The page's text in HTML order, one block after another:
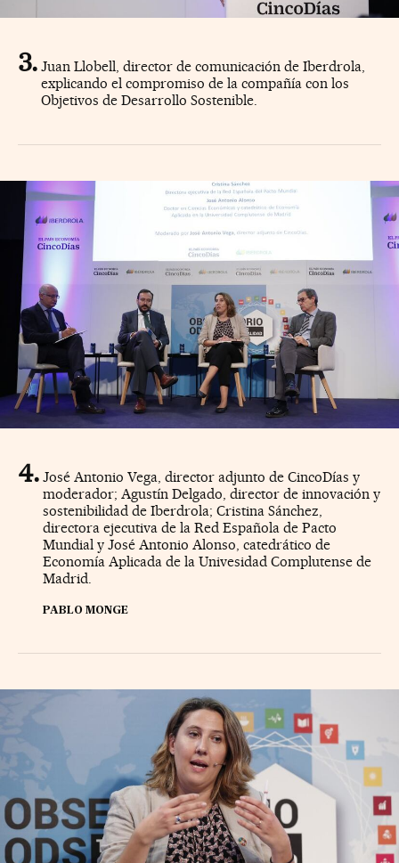
Juan Llobell, director de comunicación de Iberdrola,
explicando el compromiso de la compañía con los
Objetivos de Desarrollo Sostenible.
José Antonio Vega, director adjunto de CincoDías y
moderador; Agustín Delgado, director de innovación y
sostenibilidad de Iberdrola; Cristina Sánchez,
directora ejecutiva de la Red Española de Pacto
Mundial y José Antonio Alonso, catedrático de
Economía Aplicada de la Univesidad Complutense de
Madrid.
PABLO MONGE